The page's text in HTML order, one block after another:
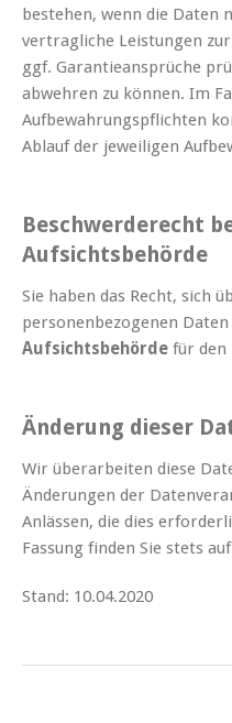
bestehen, wenn die Daten
vertragliche Leistungen
ggf. Garantieansprüche
abwehren zu können. Im
Aufbewahrungspflichten
Ablauf der jeweiligen
Beschwerderecht
Aufsichtsbehörde
Sie haben das Recht, sich
personenbezogenen
Aufsichtsbehörde für den
Änderung dieser
Wir überarbeiten diese
Änderungen der
Anlässen, die dies
Fassung finden Sie stets
Stand: 10.04.2020